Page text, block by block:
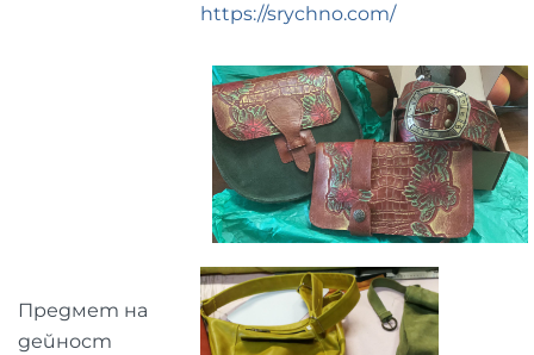
Предмет на
дейност
https://srychno.com/